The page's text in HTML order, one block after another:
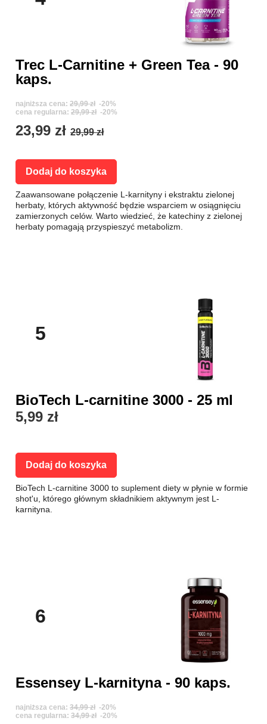
Trec L-Carnitine + Green Tea - 90
kaps.
najniższa cena: 29,99 zł -20%
cena regularna: 29,99 zł -20%
23,99 zł 29,99 zł
Dodaj do koszyka
Zaawansowane połączenie L-karnityny i ekstraktu zielonej
herbaty, których aktywność będzie wsparciem w osiągnięciu
zamierzonych celów. Warto wiedzieć, że katechiny z zielonej
herbaty pomagają przyspieszyć metabolizm.
5
BioTech L-carnitine 3000 - 25 ml
5,99 zł
Dodaj do koszyka
BioTech L-carnitine 3000 to suplement diety w płynie w formie
shot'u, którego głównym składnikiem aktywnym jest L-
karnityna.
6
Essensey L-karnityna - 90 kaps.
najniższa cena: 34,99 zł -20%
cena regularna: 34,99 zł -20%